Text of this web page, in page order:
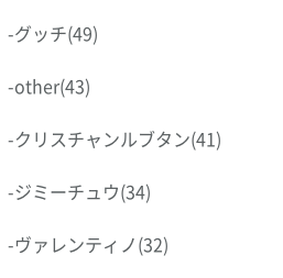
-グッチ(49)
-other(43)
-クリスチャンルブタン(41)
-ジミーチュウ(34)
-ヴァレンティノ(32)